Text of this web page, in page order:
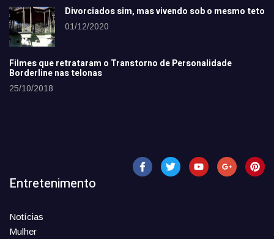
Divorciados sim, mas vivendo sob o mesmo teto
01/12/2020
Filmes que retrataram o Transtorno de Personalidade
Borderline nas telonas
25/10/2018
Entretenimento
Notícias
Mulher